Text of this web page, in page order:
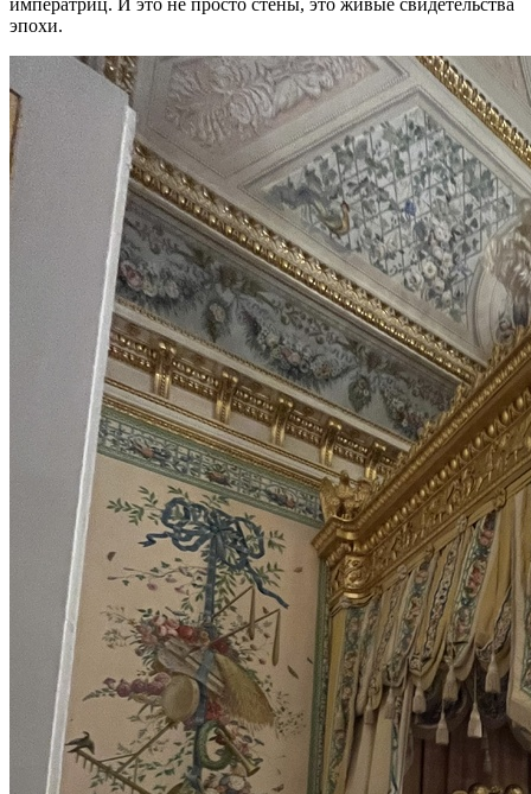
императриц. И это не просто стены, это живые свидетельства
эпохи.